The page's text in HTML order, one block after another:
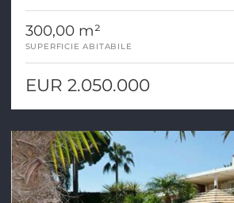
300,00 m²
SUPERFICIE ABITABILE
EUR 2.050.000